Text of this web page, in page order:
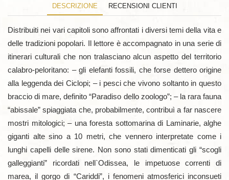
DESCRIZIONE RECENSIONI CLIENTI
Distribuiti nei vari capitoli sono affrontati i diversi temi della vita e
delle tradizioni popolari. Il lettore è accompagnato in una serie di
itinerari culturali che non tralasciano alcun aspetto del territorio
calabro-peloritano: – gli elefanti fossili, che forse dettero origine
alla leggenda dei Ciclopi; – i pesci che vivono soltanto in questo
braccio di mare, definito “Paradiso dello zoologo”; – la rara fauna
“abissale” spiaggiata che, probabilmente, contribuì a far nascere
mostri mitologici; – una foresta sottomarina di Laminarie, alghe
giganti alte sino a 10 metri, che vennero interpretate come i
lunghi capelli delle sirene. Non sono stati dimenticati gli “scogli
galleggianti” ricordati nell`Odissea, le impetuose correnti di
marea, il gorgo di “Cariddi”, i fenomeni atmosferici inconsueti